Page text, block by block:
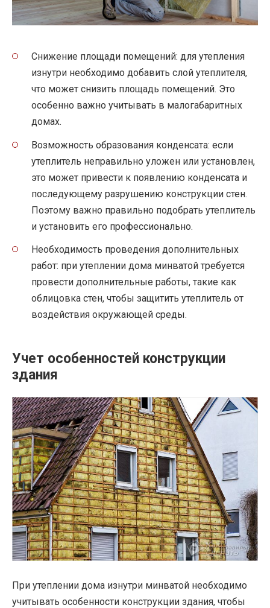
Снижение площади помещений: для утепления
изнутри необходимо добавить слой утеплителя,
что может снизить площадь помещений. Это
особенно важно учитывать в малогабаритных
домах.
Возможность образования конденсата: если
утеплитель неправильно уложен или установлен,
это может привести к появлению конденсата и
последующему разрушению конструкции стен.
Поэтому важно правильно подобрать утеплитель
и установить его профессионально.
Необходимость проведения дополнительных
работ: при утеплении дома минватой требуется
провести дополнительные работы, такие как
облицовка стен, чтобы защитить утеплитель от
воздействия окружающей среды.
Учет особенностей конструкции
здания
При утеплении дома изнутри минватой необходимо
учитывать особенности конструкции здания, чтобы